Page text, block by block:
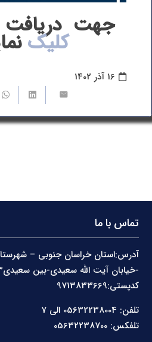
جهت دریافت
کلیک
16 آذر 1402
تماس با ما
آدرس:استان خراسان جنوبی –
کدپستی:9713833669
تلفن: 05632238004 الی 7
تلفکس: 05632238700